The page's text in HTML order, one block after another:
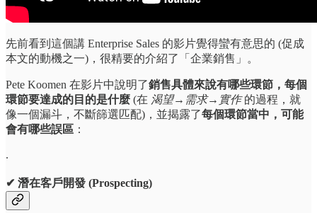
先前看到這個講 Enterprise Sales 的影片覺得蠻有意思的 (促成
本文的動機之一)，很精要的介紹了「企業銷售」。
Pete Koomen 在影片中說明了銷售具體來說有哪些環節，每個
環節要達成的目的是什麼 (在 渴望→需求→實作的過程，就
像一個漏斗，不斷篩選匹配)，並揭露了每個環節當中，可能
會有哪些誤區 ：
.
✔ 潛在客戶開發 (Prospecting)